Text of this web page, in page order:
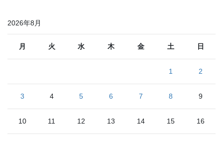
2026年8月
月 火 水 木 金 土 日
1 2
3 4 5 6 7 8 9
10 11 12 13 14 15 16